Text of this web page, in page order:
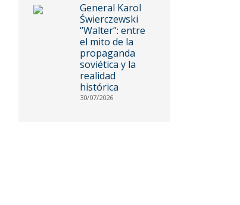
General Karol
Świerczewski
“Walter”: entre
el mito de la
propaganda
soviética y la
realidad
histórica
30/07/2026